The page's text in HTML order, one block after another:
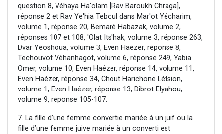
question 8, Véhaya Ha'olam [Rav Baroukh Chraga],
réponse 2 et Rav Ye'hia Teboul dans Mar'ot Yécharim,
volume 1, réponse 20, Bemaré Habazak, volume 2,
réponses 107 et 108, 'Olat Its'hak, volume 3, réponse 263,
Dvar Yéoshoua, volume 3, Even Haézer, réponse 8,
Techouvot Véhanhagot, volume 6, réponse 249, Yabia
Omer, volume 10, Even Haézer, réponse 14, volume 11,
Even Haézer, réponse 34, Chout Harichone Létsion,
volume 1, Even Haézer, réponse 13, Dibrot Elyahou,
volume 9, réponse 105-107.
7. La fille d’une femme convertie mariée à un juif ou la
fille d’une femme juive mariée à un converti est